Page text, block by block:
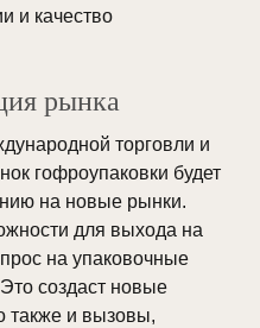
и качество
рынка
торговли и
гофроупаковки будет
на новые рынки.
для выхода на
на упаковочные
создаст новые
также и вызовы,